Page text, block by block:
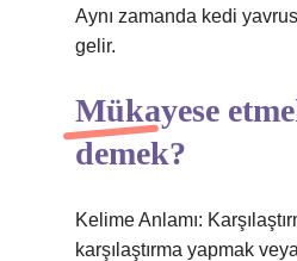
Aynı zamanda kedi
gelir.
Mükayese
demek?
Kelime Anlamı:
karşılaştırma yapmak